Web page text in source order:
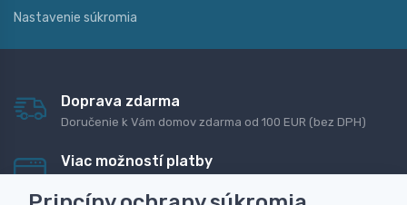
Nastavenie súkromia
Doprava zdarma
Doručenie k Vám domov zdarma od 100 EUR (bez DPH)
Viac možností platby
dobierku